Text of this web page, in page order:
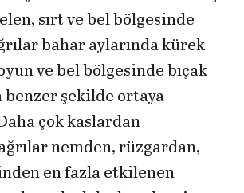
sırt ve bel bölgesinde
bahar aylarında kürek
ve bel bölgesinde bıçak
benzer şekilde ortaya
çok kaslardan
nemden, rüzgardan,
en fazla etkilenen